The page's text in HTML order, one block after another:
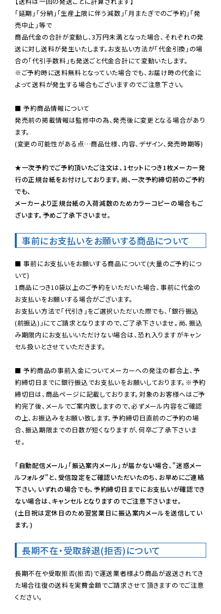
「延期」「分納」「生産上限に伴う減数」「月またぎでのご予約」「発
売中止」等で
商品代金の合計が変動し、3万円未満となった場合、それぞれの発
送に対し送料が発生いたします。お支払い方法が「代金引換」の場
※ご予約時に送料無料となっていた場合でも、お届け時の代金に
よって送料が発生する場合もございますのでご注意下さい。
■ 予約商品情報について
発売前の掲載情報は監修中の為、発売後に変更となる場合があり
ます。
(変更の可能性がある点…商品仕様、内容、デザイン、発売時期等)
★一次予約でご予約頂いたご注文は、1セットにつき1枚メーカー発
行の正規台紙をお付けしております。尚、一次予約締切前のご予約
でも、
メーカーより正規台紙の入荷減数のためカラーコピーの場合もご
ざいます。予めご了承下さいませ。
事前にお支払いをお願いする商品について
■ 事前にお支払いをお願いする商品について(大量のご予約につ
いて)
1商品につき10袋以上のご予約をいただいた場合、事前に代金の
お支払いをお願いする場合がございます。
お支払い方法で「代引き」をご選択いただいた際でも、「銀行振込
(前振込)」にてご請求となりますので、ご了承下さいませ。尚、振込
み期限内にお支払いいただけない場合は、恐れ入りますがキャン
セル扱いとさせていただきます。
■ 予約商品の事前入金についてメーカーへの発注の都合上、予
約締切日までに銀行振込でお支払いをお願いしております。※予約
締切日は、商品ページに記載しております。対象のお客様へはご予
約完了後、メールでご案内致しますので、必ずメール内容をご確認
の上、お振込みをお願い致します。予約締切日直前のご予約の場
合、振込期限までの日数が短くなりますが、何卒ご了承下さいま
せ。
「自動配信メール」「振込案内メール」が届かない場合、”迷惑メー
ルフォルダ”と、受信設定をご確認いただいたのち、お早めにご連絡
下さい。いずれの場合でも、予約締切日までにお支払いが確認でき
ない場合は、キャンセルとなりますのでご注意下さいませ。
(土日祝は定休日のため翌営業日に振込案内メールを送信してい
ます。)
長期不在・受取辞退(拒否)について
長期不在や受取拒否(拒否)で運送業者様より商品が返送されてき
た場合往復の送料を実費金額でご請求させて頂きますのでご注意
ください。